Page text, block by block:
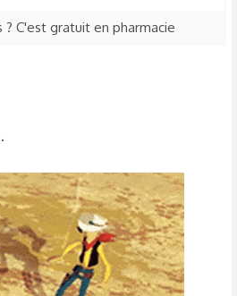
C'est gratuit en pharmacie